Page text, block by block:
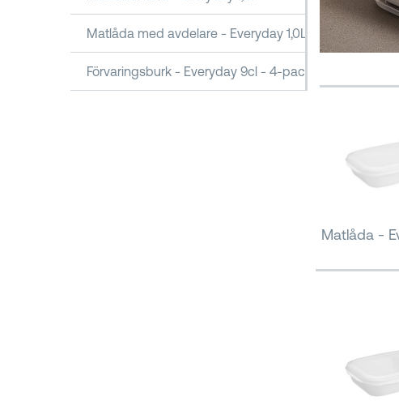
Matlåda med avdelare - Everyday 1,0L
Förvaringsburk - Everyday 9cl - 4-pack
Matlåda -